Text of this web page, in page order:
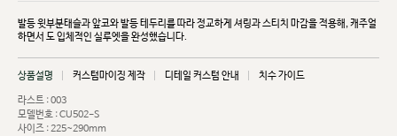
발등 윗부분태슬과 앞코와 발등 테두리를 따라 정교하게 셔링과 스티치 마감을 적용해, 캐주얼
하면서 도 입체적인 실루엣을 완성했습니다.
상품설명 커스텀마이징 제작 디테일 커스텀 안내 치수 가이드
라스트 : 003
모델번호 : CU502-S
사이즈 : 225~290mm